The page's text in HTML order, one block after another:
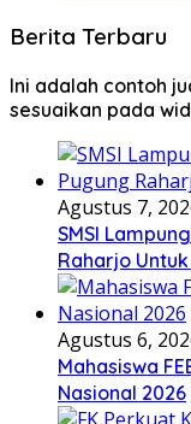
Berita Terbaru
Ini adalah contoh
sesuaikan pada
Agustus 7,
SMSI
Raharjo
Agustus 6,
Mahasiswa
Nasional 2026